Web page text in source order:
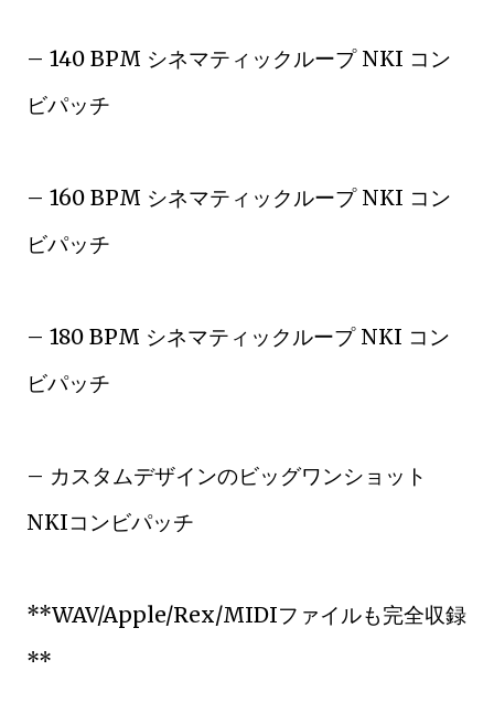
– 140 BPM シネマティックループ NKI コン
ビパッチ
– 160 BPM シネマティックループ NKI コン
ビパッチ
– 180 BPM シネマティックループ NKI コン
ビパッチ
– カスタムデザインのビッグワンショット
NKIコンビパッチ
**WAV/Apple/Rex/MIDIファイルも完全収録
**